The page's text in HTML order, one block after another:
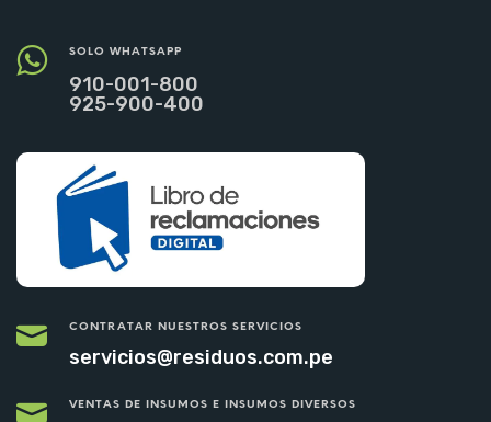
SOLO WHATSAPP
910-001-800
925-900-400
CONTRATAR NUESTROS SERVICIOS
servicios@residuos.com.pe
VENTAS DE INSUMOS E INSUMOS DIVERSOS